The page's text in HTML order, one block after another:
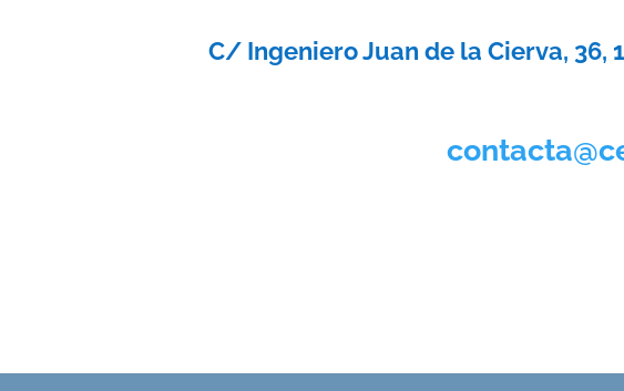
C/ Ingeniero Juan de la Cierva, 36,